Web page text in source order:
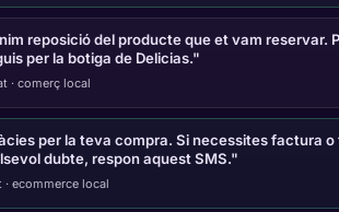
reposició del producte que et vam reservar.
per la botiga de Delicias."
· comerç local
per la teva compra. Si necessites factura o
dubte, respon aquest SMS."
· ecommerce local